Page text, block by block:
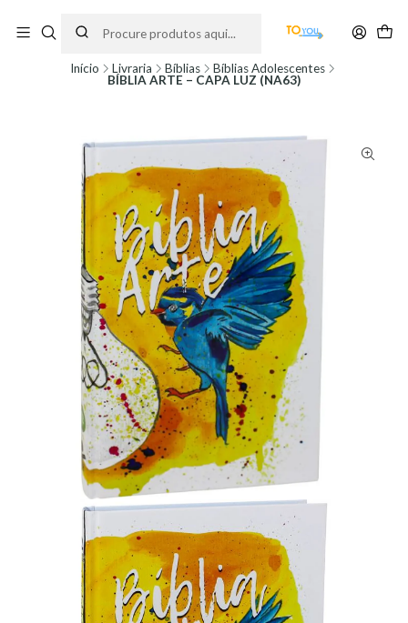
partir do dia 11 de Agosto, às 10H.
Início Livraria Bíblias
Bíblias Adolescentes
BÍBLIA ARTE – CAPA LUZ (NA63)